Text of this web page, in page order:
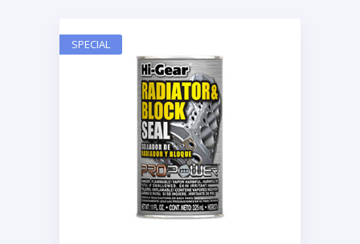
SPECIAL